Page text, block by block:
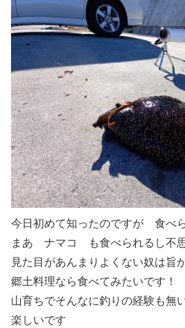
今日初めて知ったのですが 食べ
まあ ナマコ も食べられるし不
見た目があんまりよくない奴は旨
郷土料理なら食べてみたいです！
山育ちでそんなに釣りの経験も無
楽しいです